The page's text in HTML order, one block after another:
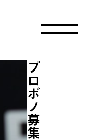
プロボノ募集